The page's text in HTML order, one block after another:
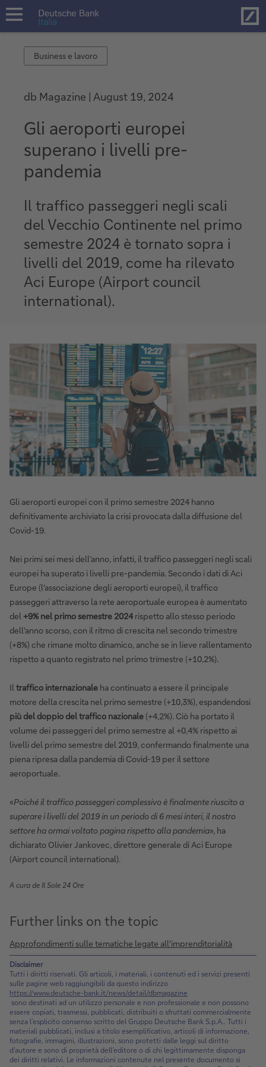
open
Business
e
Business e lavoro
db Magazine August 19, 2024
Gli aeroporti europei
superano i livelli pre-
pandemia
Il traffico passeggeri negli scali
del Vecchio Continente nel primo
semestre 2024 è tornato sopra i
livelli del 2019, come ha rilevato
Aci Europe (Airport council
international).
Gli aeroporti europei con il primo semestre 2024 hanno
definitivamente archiviato la crisi provocata dalla diffusione del
Covid-19.
Nei primi sei mesi dell’anno, infatti, il traffico passeggeri negli scali
europei ha superato i livelli pre-pandemia. Secondo i dati di Aci
Europe (l'associazione degli aeroporti europei), il traffico
passeggeri attraverso la rete aeroportuale europea è aumentato
del +9% nel primo semestre 2024rispetto allo stesso periodo
dell'anno scorso, con il ritmo di crescita nel secondo trimestre
(+8%) che rimane molto dinamico, anche se in lieve rallentamento
rispetto a quanto registrato nel primo trimestre (+10,2%).
Il traffico internazionale ha continuato a essere il principale
motore della crescita nel primo semestre (+10,3%), espandendosi
più del doppio del traffico nazionale (+4,2%). Ciò ha portato il
volume dei passeggeri del primo semestre al +0,4% rispetto ai
livelli del primo semestre del 2019, confermando finalmente una
piena ripresa dalla pandemia di Covid-19 per il settore
aeroportuale.
«Poiché il traffico passeggeri complessivo è finalmente riuscito a
superare i livelli del 2019 in un periodo di 6 mesi interi, il nostro
settore ha ormai voltato pagina rispetto alla pandemia», ha
dichiarato Olivier Jankovec, direttore generale di Aci Europe
(Airport council international).
A cura de Il Sole 24 Ore
Further links on the topic
Approfondimenti sulle tematiche legate all'imprenditorialità
Disclaimer
Tutti i diritti riservati. Gli articoli, i materiali, i contenuti ed i servizi presenti
sulle pagine web raggiungibili da questo indirizzo
https://www.deutsche-bank.it/news/detail/dbmagazine
sono destinati ad un utilizzo personale e non professionale e non possono
essere copiati, trasmessi, pubblicati, distribuiti o sfruttati commercialmente
senza l’esplicito consenso scritto del Gruppo Deutsche Bank S.p.A.. Tutti i
materiali pubblicati, inclusi a titolo esemplificativo, articoli di informazione,
fotografie, immagini, illustrazioni, sono protetti dalle leggi sul diritto
d’autore e sono di proprietà dell’editore o di chi legittimamente disponga
dei diritti relativi. Le informazioni contenute nel presente documento si